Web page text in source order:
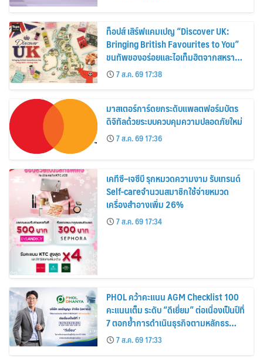
ท็อปส์ เสิร์ฟแคมเปญ “Discover UK:
Bringing British Favourites to You”
ขนทัพของอร่อยและไอเท็มฮิตจากสหราช
อาณาจักร ส่งตรงถึงมือตั้งแต่วันนี้ – 18
สิงหาคมนี้
7 ส.ค. 69 17:38
มาสเตอร์การ์ดยกระดับแพลตฟอร์มบัตร
ดิจิทัลด้วยระบบควบคุมความปลอดภัยใหม่
7 ส.ค. 69 17:36
เคทีซี–เจซีบี รุกหมวดความงาม รับเทรนด์
Self-careจำนวนสมาชิกใช้จ่ายหมวด
เครื่องสำอางเพิ่ม 26%
7 ส.ค. 69 17:34
PHOL คว้าคะแนน AGM Checklist 100
คะแนนเต็ม ระดับ “ดีเยี่ยม” ต่อเนื่องเป็นปีที่
7 ตอกย้ำการดำเนินธุรกิจตามหลักธร
รมาภิบาล โปร่งใส สร้างความเชื่อมั่นผู้ถือ
หุ้น
7 ส.ค. 69 17:33